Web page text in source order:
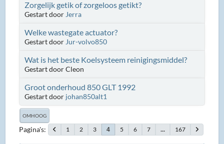
Zorgelijk getik of zorgeloos getikt?
Gestart door Jerra
Welke wastegate actuator?
Gestart door Jur-volvo850
Wat is het beste Koelsysteem reinigingsmiddel?
Gestart door Cleon
Groot onderhoud 850 GLT 1992
Gestart door johan850alt1
OMHOOG
Pagina's 1 2 3 4 5 6 7 ... 167